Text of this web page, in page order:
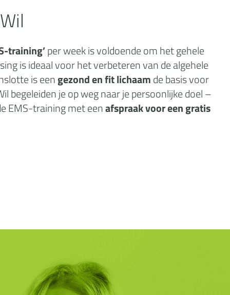
training’per week is voldoende om het gehele
is ideaal voor het verbeteren van de algehele
is eengezond en fit lichaamde basis voor
begeleiden je op weg naar je persoonlijke doel –
EMS-training met eenafspraak voor een gratis